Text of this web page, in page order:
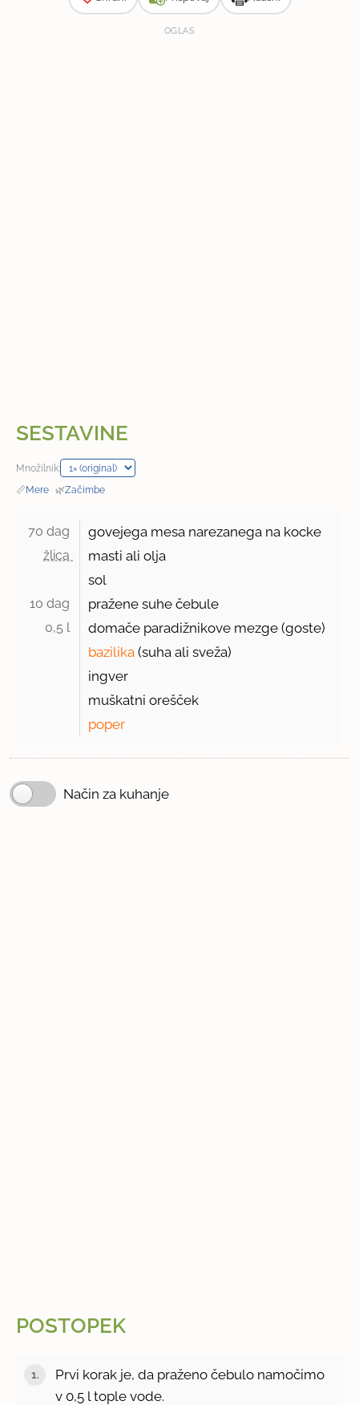
OGLAS
SESTAVINE
Množilnik:
📏Mere · 🌿Začimbe
70 dag govejega mesa narezanega na kocke
žlica
masti ali olja
sol
10 dag pražene suhe čebule
0,5 l
domače paradižnikove mezge (goste)
bazilika (suha ali sveža)
ingver
muškatni orešček
poper
Način za kuhanje
POSTOPEK
Prvi korak je, da praženo čebulo namočimo
v 0,5 l tople vode.